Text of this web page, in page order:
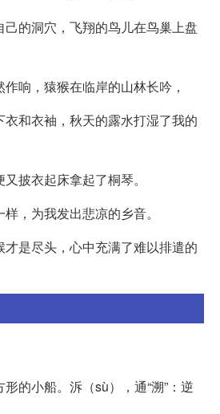
的洞穴，飞翔的鸟儿在鸟巢上盘
响，猿猴在临岸的山林长吟，
和衣袖，秋天的露水打湿了我的
披衣起床拿起了桐琴。
，为我发出悲凉的乡音。
是尽头，心中充满了难以排遣的
的小船。泝（sù），通“溯”：逆